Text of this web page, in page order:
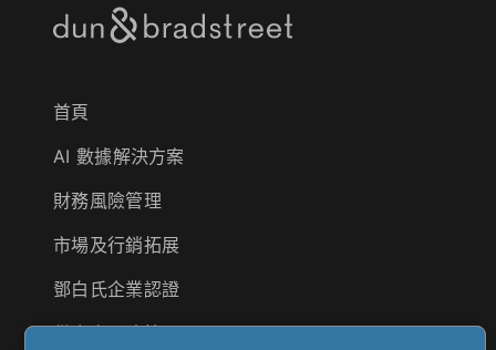
首頁
AI 數據解決方案
財務風險管理
市場及行銷拓展
鄧白氏企業認證
供應商風險管理